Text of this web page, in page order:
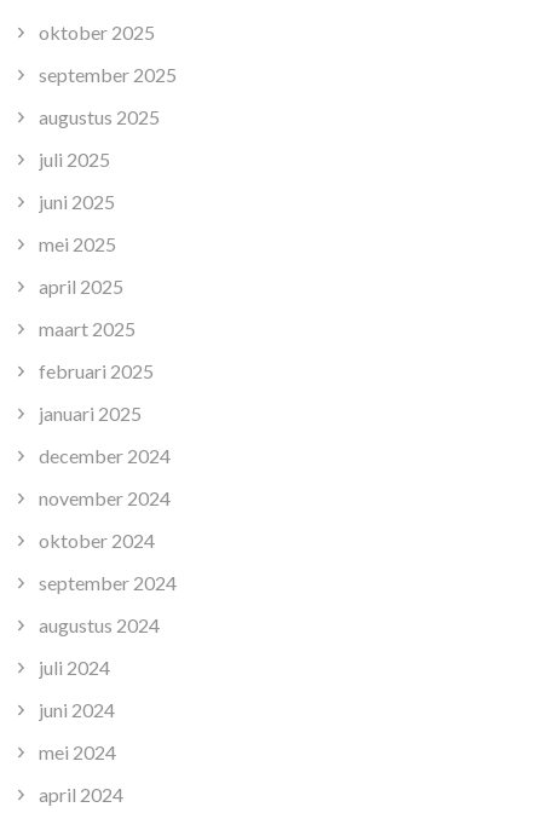
oktober 2025
september 2025
augustus 2025
juli 2025
juni 2025
mei 2025
april 2025
maart 2025
februari 2025
januari 2025
december 2024
november 2024
oktober 2024
september 2024
augustus 2024
juli 2024
juni 2024
mei 2024
april 2024